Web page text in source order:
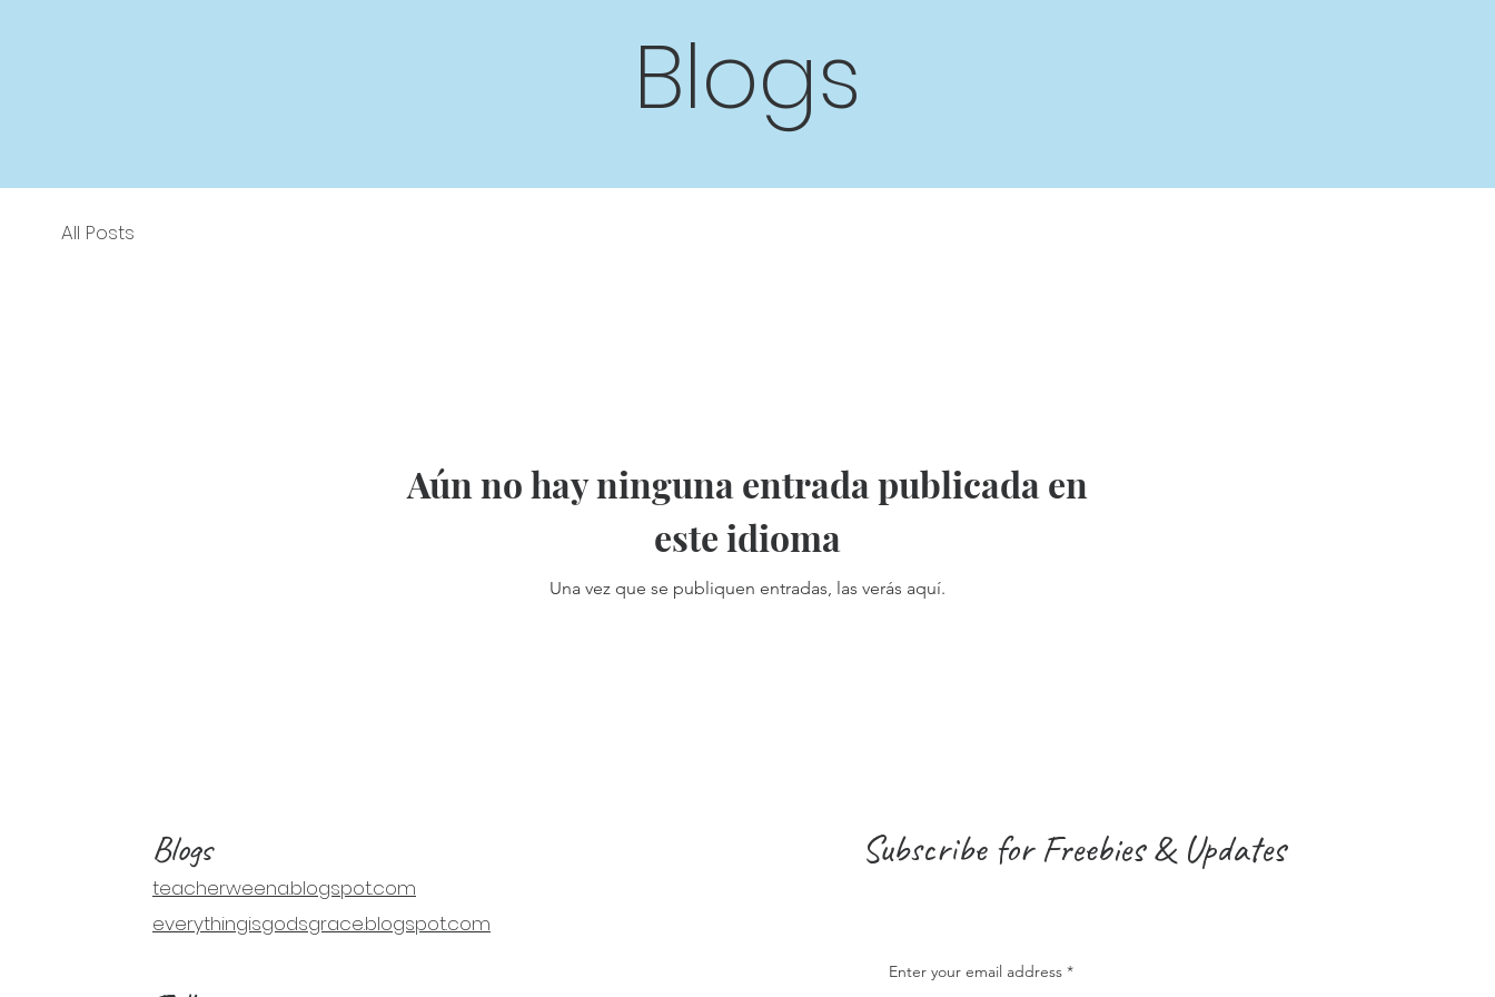
Blogs
All Posts
Aún no hay ninguna entrada publicada en
este idioma
Una vez que se publiquen entradas, las verás aquí.
Blogs
teacherweena.blogspot.com
everythingisgodsgrace.blogspot.com
Subscribe for Freebies & Updates
Enter your email address